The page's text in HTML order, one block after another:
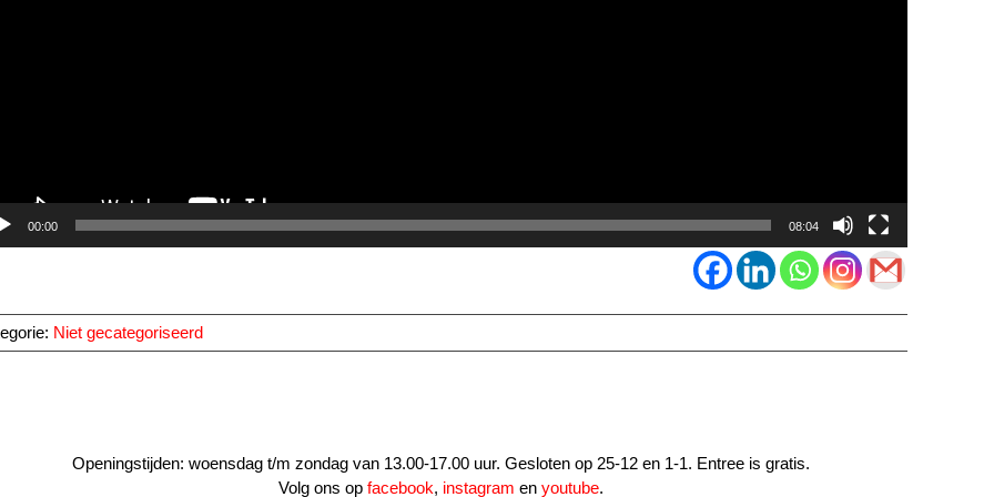
00:00 08:04
Niet gecategoriseerd
Openingstijden: woensdag t/m zondag van 13.00-17.00 uur. Gesloten op 25-12 en 1-1. Entree is gratis.
Volg ons op facebook, instagram en youtube.